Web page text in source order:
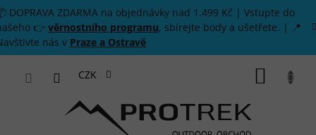
Přejít na obsah
DOPRAVA ZDARMA na objednávky nad 1.499 Kč | Vstupte do
👉 věrnostního programu, sbírejte body a ušetřete. | 📍
nás v Praze a Ostravě
CZK